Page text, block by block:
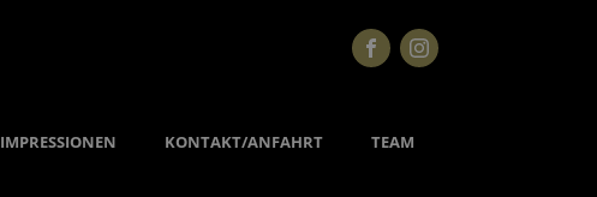
IMPRESSIONEN KONTAKT/ANFAHRT TEAM